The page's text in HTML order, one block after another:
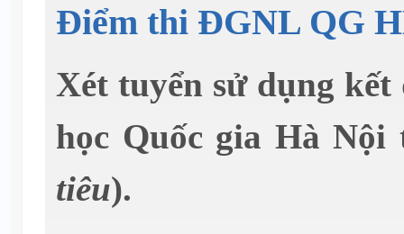
Điểm thi ĐGNL QG
Xét tuyển sử dụng
học Quốc gia Hà Nội
tiêu).